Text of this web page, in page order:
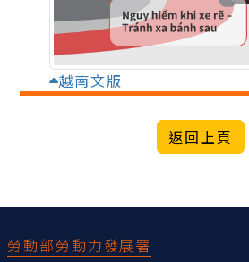
越南文版
勞動部勞動力發展署